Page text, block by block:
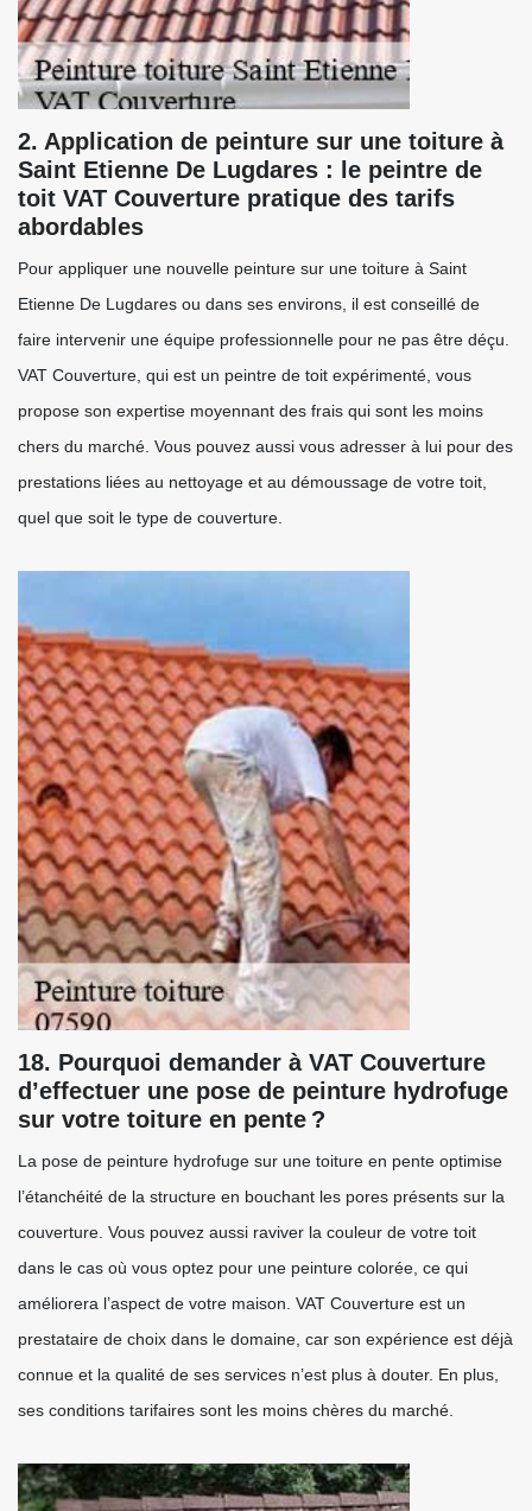
2. Application de peinture sur une toiture à
Saint Etienne De Lugdares : le peintre de
toit VAT Couverture pratique des tarifs
abordables
Pour appliquer une nouvelle peinture sur une toiture à Saint
Etienne De Lugdares ou dans ses environs, il est conseillé de
faire intervenir une équipe professionnelle pour ne pas être déçu.
VAT Couverture, qui est un peintre de toit expérimenté, vous
propose son expertise moyennant des frais qui sont les moins
chers du marché. Vous pouvez aussi vous adresser à lui pour des
prestations liées au nettoyage et au démoussage de votre toit,
quel que soit le type de couverture.
18. Pourquoi demander à VAT Couverture
d’effectuer une pose de peinture hydrofuge
sur votre toiture en pente ?
La pose de peinture hydrofuge sur une toiture en pente optimise
l’étanchéité de la structure en bouchant les pores présents sur la
couverture. Vous pouvez aussi raviver la couleur de votre toit
dans le cas où vous optez pour une peinture colorée, ce qui
améliorera l’aspect de votre maison. VAT Couverture est un
prestataire de choix dans le domaine, car son expérience est déjà
connue et la qualité de ses services n’est plus à douter. En plus,
ses conditions tarifaires sont les moins chères du marché.